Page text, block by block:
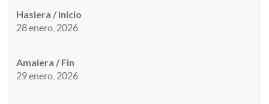
Hasiera / Inicio
28 enero, 2026
Amaiera / Fin
29 enero, 2026